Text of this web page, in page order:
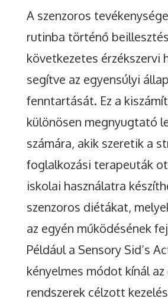
A szenzoros
rutinba történő
következetes érzékszervi
segítve az egyensúlyi
fenntartását. Ez a
különösen megnyugtató
számára, akik szeretik a
foglalkozási terapeuták
iskolai használatra
szenzoros diétákat,
az egyén működésének
Például a Sensory Sid’s
kényelmes módot kínál az
rendszerek célzott